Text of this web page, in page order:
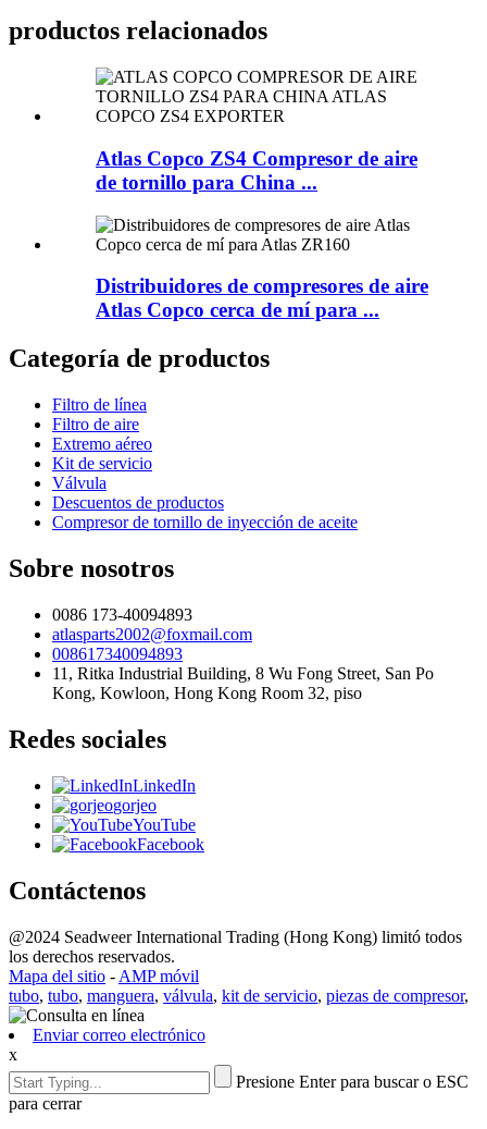
productos relacionados
Atlas Copco ZS4 Compresor de aire
de tornillo para China ...
Distribuidores de compresores de aire
Atlas Copco cerca de mí para ...
Categoría de productos
Filtro de línea
Filtro de aire
Extremo aéreo
Kit de servicio
Válvula
Descuentos de productos
Compresor de tornillo de inyección de aceite
Sobre nosotros
0086 173-40094893
atlasparts2002@foxmail.com
008617340094893
11, Ritka Industrial Building, 8 Wu Fong Street, San Po
Kong, Kowloon, Hong Kong Room 32, piso
Redes sociales
LinkedIn
gorjeo
YouTube
Facebook
Contáctenos
@2024 Seadweer International Trading (Hong Kong) limitó todos
los derechos reservados.
Mapa del sitio - AMP móvil
tubo, tubo, manguera, válvula, kit de servicio, piezas de compresor,
Enviar correo electrónico
x
Presione Enter para buscar o ESC
para cerrar